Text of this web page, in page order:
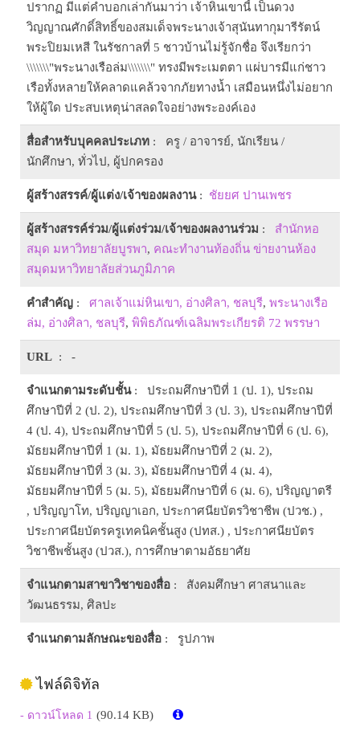
ปรากฏ มีแต่คำบอกเล่ากันมาว่า เจ้าหินเขานี้ เป็นดวง
วิญญาณศักดิ์สิทธิ์ของสมเด็จพระนางเจ้าสุนันทากุมารีรัตน์
พระปิยมเหสี ในรัชกาลที่ 5 ชาวบ้านไม่รู้จักชื่อ จึงเรียกว่า
\\\\\\\"พระนางเรือล่ม\\\\\\\" ทรงมีพระเมตตา แผ่บารมีแก่ชาว
เรือทั้งหลายให้คลาดแคล้วจากภัยทางน้ำ เสมือนหนึ่งไม่อยาก
ให้ผู้ใด ประสบเหตุน่าสลดใจอย่างพระองค์เอง
สื่อสำหรับบุคคลประเภท : ครู / อาจารย์, นักเรียน /
นักศึกษา, ทั่วไป, ผู้ปกครอง
ผู้สร้างสรรค์/ผู้แต่ง/เจ้าของผลงาน: ชัยยศ ปานเพชร
ผู้สร้างสรรค์ร่วม/ผู้แต่งร่วม/เจ้าของผลงานร่วม : สำนักหอ
สมุด มหาวิทยาลัยบูรพา, คณะทำงานท้องถิ่น ข่ายงานห้อง
สมุดมหาวิทยาลัยส่วนภูมิภาค
คำสำคัญ : ศาลเจ้าแม่หินเขา, อ่างศิลา, ชลบุรี, พระนางเรือ
ล่ม, อ่างศิลา, ชลบุรี, พิพิธภัณฑ์เฉลิมพระเกียรติ 72 พรรษา
URL : -
จำแนกตามระดับชั้น: ประถมศึกษาปีที่ 1 (ป. 1), ประถม
ศึกษาปีที่ 2 (ป. 2), ประถมศึกษาปีที่ 3 (ป. 3), ประถมศึกษาปีที่
4 (ป. 4), ประถมศึกษาปีที่ 5 (ป. 5), ประถมศึกษาปีที่ 6 (ป. 6),
มัธยมศึกษาปีที่ 1 (ม. 1), มัธยมศึกษาปีที่ 2 (ม. 2),
มัธยมศึกษาปีที่ 3 (ม. 3), มัธยมศึกษาปีที่ 4 (ม. 4),
มัธยมศึกษาปีที่ 5 (ม. 5), มัธยมศึกษาปีที่ 6 (ม. 6), ปริญญาตรี
, ปริญญาโท, ปริญญาเอก, ประกาศนียบัตรวิชาชีพ (ปวช.) ,
ประกาศนียบัตรครูเทคนิคชั้นสูง (ปทส.) , ประกาศนียบัตร
วิชาชีพชั้นสูง (ปวส.), การศึกษาตามอัธยาศัย
จำแนกตามสาขาวิชาของสื่อ : สังคมศึกษา ศาสนาและ
วัฒนธรรม, ศิลปะ
จำแนกตามลักษณะของสื่อ : รูปภาพ
ไฟล์ดิจิทัล
- ดาวน์โหลด 1 (90.14 KB)